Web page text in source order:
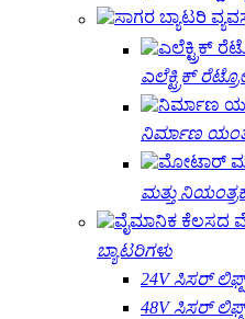
ಎಲೆಕ್ಟ್ರಿಕ್
ನಿರ್ಮಾಣ
ಮತ್ತು
ಬ್ಯಾಟರಿಗಳು
24V ಸಿಸರ್
48V ಸಿಸರ್